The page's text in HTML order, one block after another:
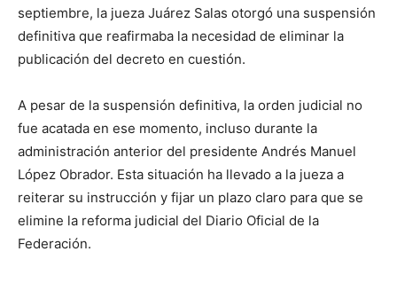
septiembre, la jueza Juárez Salas otorgó una suspensión
definitiva que reafirmaba la necesidad de eliminar la
publicación del decreto en cuestión.
A pesar de la suspensión definitiva, la orden judicial no
fue acatada en ese momento, incluso durante la
administración anterior del presidente Andrés Manuel
López Obrador. Esta situación ha llevado a la jueza a
reiterar su instrucción y fijar un plazo claro para que se
elimine la reforma judicial del Diario Oficial de la
Federación.